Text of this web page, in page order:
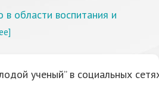
в области воспитания и
ученый” в социальных